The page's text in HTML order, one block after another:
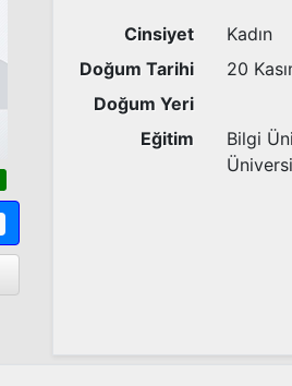
Cinsiyet
Kadın
Doğum Tarihi
20
Doğum Yeri
Eğitim
Bilgi